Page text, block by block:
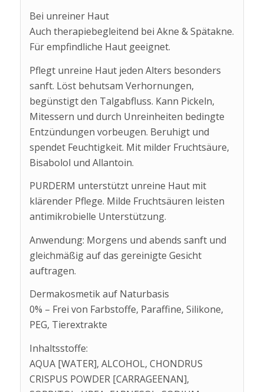
Bei unreiner Haut
Auch therapiebegleitend bei Akne & Spätakne.
Für empfindliche Haut geeignet.
Pflegt unreine Haut jeden Alters besonders
sanft. Löst behutsam Verhornungen,
begünstigt den Talgabfluss. Kann Pickeln,
Mitessern und durch Unreinheiten bedingte
Entzündungen vorbeugen. Beruhigt und
spendet Feuchtigkeit. Mit milder Fruchtsäure,
Bisabolol und Allantoin.
PURDERM unterstützt unreine Haut mit
klärender Pflege. Milde Fruchtsäuren leisten
antimikrobielle Unterstützung.
Anwendung: Morgens und abends sanft und
gleichmäßig auf das gereinigte Gesicht
auftragen.
Dermakosmetik auf Naturbasis
0% – Frei von Farbstoffe, Paraffine, Silikone,
PEG, Tierextrakte
Inhaltsstoffe:
AQUA [WATER], ALCOHOL, CHONDRUS
CRISPUS POWDER [CARRAGEENAN],